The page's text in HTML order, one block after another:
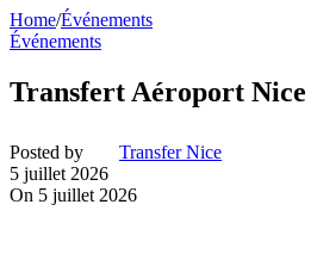
Home/Événements
Événements
Transfert Aéroport
Posted by
Transfer Nice
5 juillet 2026
On 5 juillet 2026